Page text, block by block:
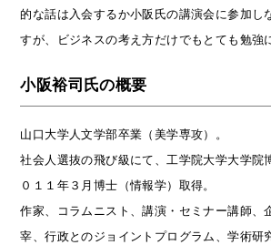
的な話は入会するか小阪氏の講演会に参加し
すが、ビジネスの考え方だけでもとても勉強
小阪裕司氏の概要
山口大学人文学部卒業（美学専攻）。
社会人選抜の飛び級にて、工学院大学大学院
０１１年３月博士（情報学）取得。
作家、コラムニスト、講演・セミナー講師、
宰、行政とのジョイントプログラム、学術研